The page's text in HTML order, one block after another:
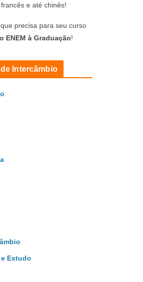
, francês e até chinês!
precisa para seu curso
ENEM à Graduação!
Intercâmbio
Estudo